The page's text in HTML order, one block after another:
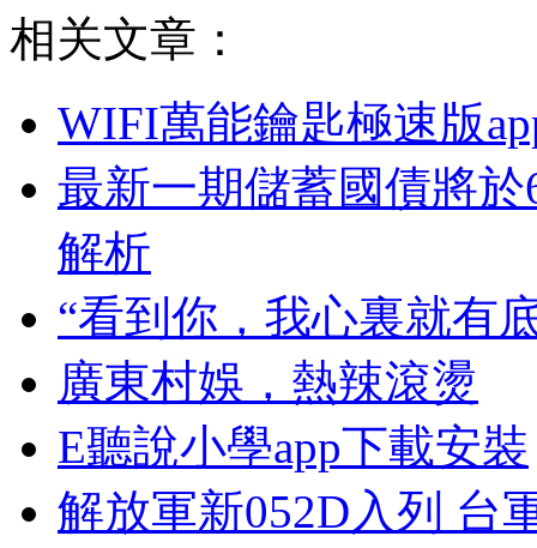
相关文章：
WIFI萬能鑰匙極速版
最新一期儲蓄國債將
解析
“看到你，我心裏就有
廣東村娛，熱辣滾燙
E聽說小學app下載安裝
解放軍新052D入列 台